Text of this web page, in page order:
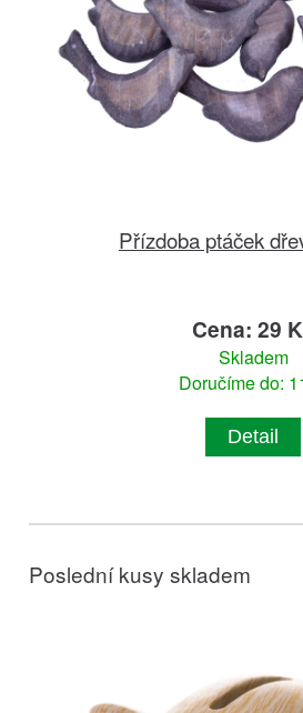
Přízdoba ptáček
Cena: 29
Skladem
Doručíme do:
Detail
Poslední kusy skladem